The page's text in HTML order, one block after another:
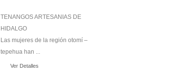
TENANGOS ARTESANIAS DE
HIDALGO
Las mujeres de la región otomí –
tepehua han ...
Ver Detalles